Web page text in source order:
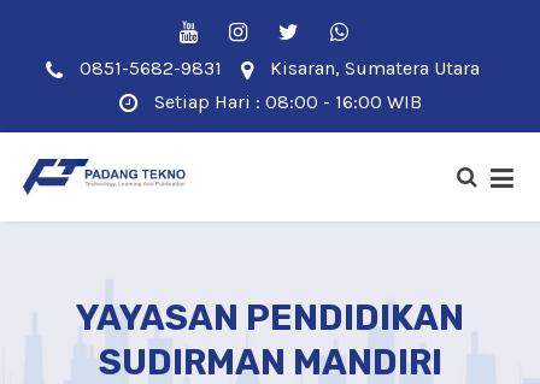
0851-5682-9831
Kisaran, Sumatera Utara
Setiap Hari : 08:00 - 16:00 WIB
YAYASAN PENDIDIKAN
SUDIRMAN MANDIRI